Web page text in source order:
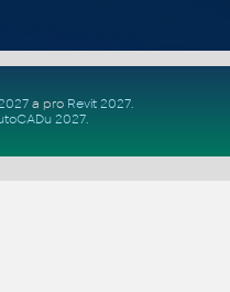
a pro Revit 2027.
2027.